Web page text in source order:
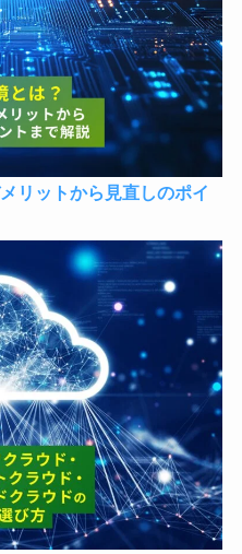
リットから見直しのポイ